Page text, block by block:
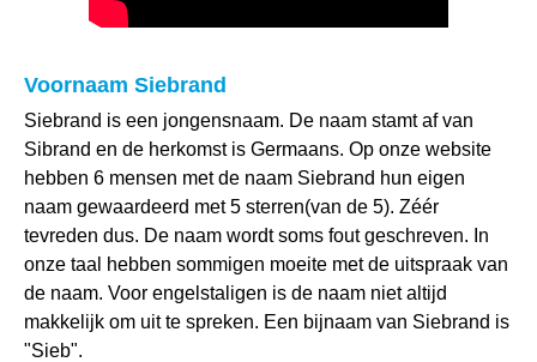
Voornaam Siebrand
Siebrand is een jongensnaam. De naam stamt af van
Sibrand en de herkomst is Germaans. Op onze website
hebben 6 mensen met de naam Siebrand hun eigen
naam gewaardeerd met 5 sterren(van de 5). Zéér
tevreden dus. De naam wordt soms fout geschreven. In
onze taal hebben sommigen moeite met de uitspraak van
de naam. Voor engelstaligen is de naam niet altijd
makkelijk om uit te spreken. Een bijnaam van Siebrand is
"Sieb".